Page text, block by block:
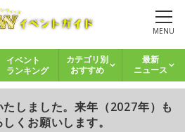
MENU
イベント
ランキング
カテゴリ別
おすすめ
最新
ニュース
しました。来年（2027年）も
くお願いします。